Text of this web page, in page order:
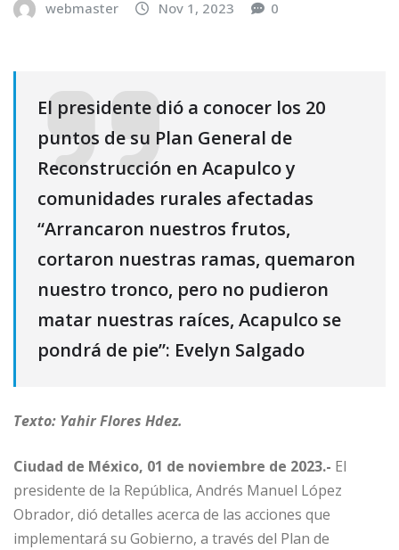
webmaster Nov 1, 2023 0
El presidente dió a conocer los 20
puntos de su Plan General de
Reconstrucción en Acapulco y
comunidades rurales afectadas
“Arrancaron nuestros frutos,
cortaron nuestras ramas, quemaron
nuestro tronco, pero no pudieron
matar nuestras raíces, Acapulco se
pondrá de pie”: Evelyn Salgado
Texto: Yahir Flores Hdez.
Ciudad de México, 01 de noviembre de 2023.- El
presidente de la República, Andrés Manuel López
Obrador, dió detalles acerca de las acciones que
implementará su Gobierno, a través del Plan de